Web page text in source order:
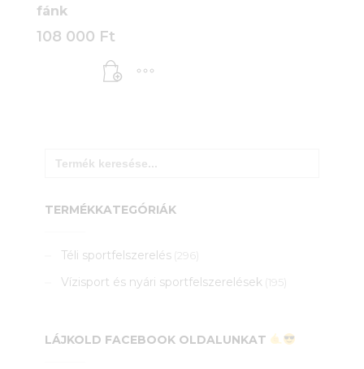
fánk
108 000 Ft
for:
TERMÉKKATEGÓRIÁK
Téli sportfelszerelés (296)
Vízisport és nyári sportfelszerelések (195)
LÁJKOLD FACEBOOK OLDALUNKAT